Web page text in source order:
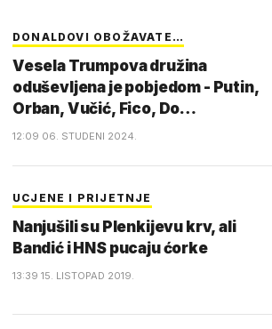
DONALDOVI OBOŽAVATE…
Vesela Trumpova družina
oduševljena je pobjedom - Putin,
Orban, Vučić, Fico, Do…
12:09 06. STUDENI 2024.
UCJENE I PRIJETNJE
Nanjušili su Plenkijevu krv, ali
Bandić i HNS pucaju ćorke
13:39 15. LISTOPAD 2019.